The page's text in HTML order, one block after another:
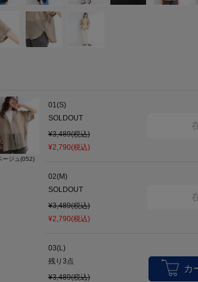
ージュ(052)
01(S)
SOLDOUT
¥3,489(税込)
¥2,790(税込)
02(M)
SOLDOUT
¥3,489(税込)
¥2,790(税込)
03(L)
残り 3点
¥3,489(税込)